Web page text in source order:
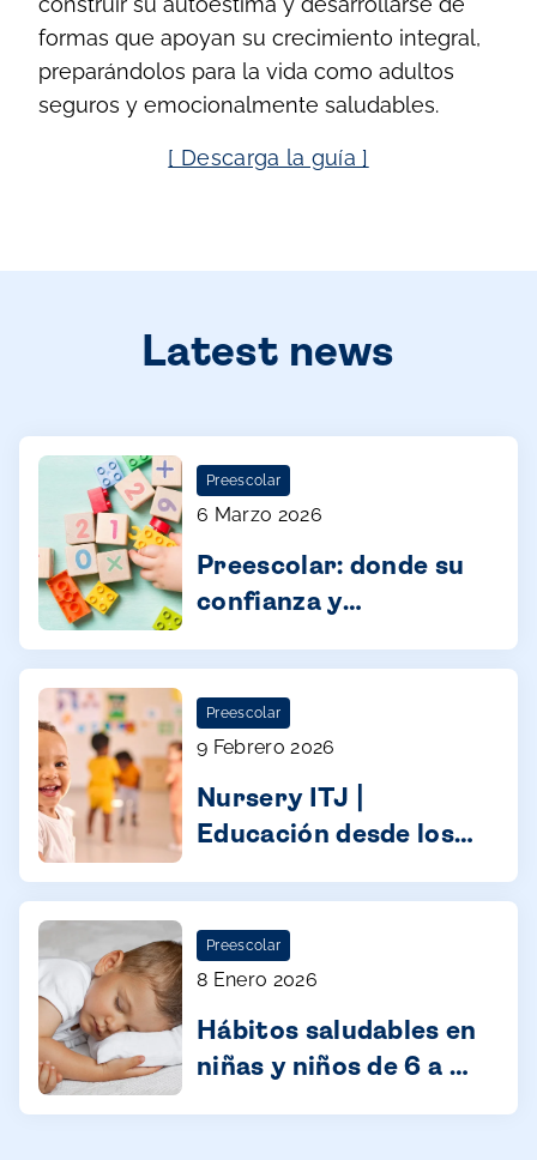
formas que apoyan su crecimiento integral,
preparándolos para la vida como adultos
seguros y emocionalmente saludables.
[ Descarga la guía ]
Latest news
Preescolar
6 Marzo 2026
Preescolar: donde su
confianza y
forma
Preescolar
9 Febrero 2026
Nursery ITJ |
Educación desde los
Preescolar
8 Enero 2026
Hábitos saludables en
niñas y niños de 6 a 12